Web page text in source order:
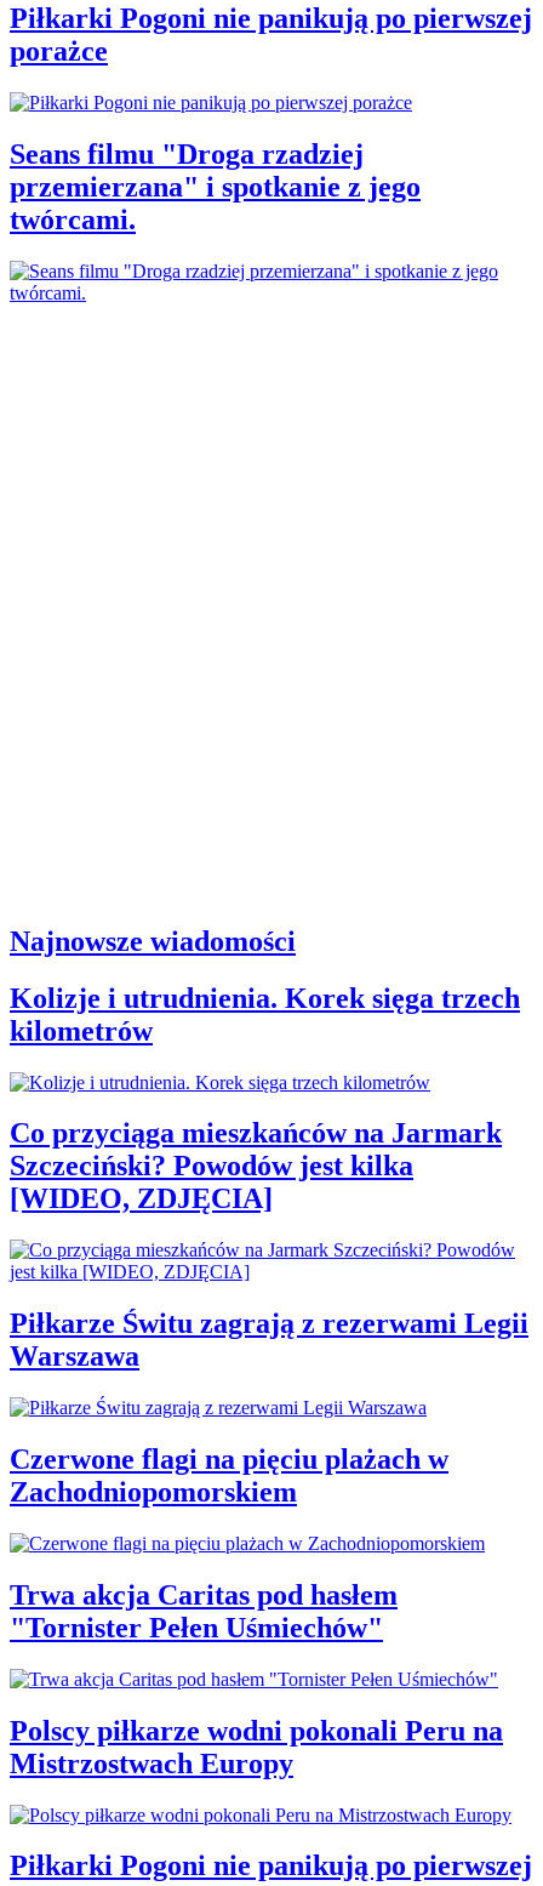
Piłkarki Pogoni nie panikują po pierwszej
porażce
Seans filmu "Droga rzadziej
przemierzana" i spotkanie z jego
twórcami.
Najnowsze wiadomości
Kolizje i utrudnienia. Korek sięga trzech
kilometrów
Co przyciąga mieszkańców na Jarmark
Szczeciński? Powodów jest kilka
[WIDEO, ZDJĘCIA]
Piłkarze Świtu zagrają z rezerwami Legii
Warszawa
Czerwone flagi na pięciu plażach w
Zachodniopomorskiem
Trwa akcja Caritas pod hasłem
"Tornister Pełen Uśmiechów"
Polscy piłkarze wodni pokonali Peru na
Mistrzostwach Europy
Piłkarki Pogoni nie panikują po pierwszej